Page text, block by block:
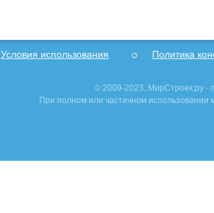
Условия использования Политика
© 2009-2023, МирСтроек.ру -
При полном или частичном использовании